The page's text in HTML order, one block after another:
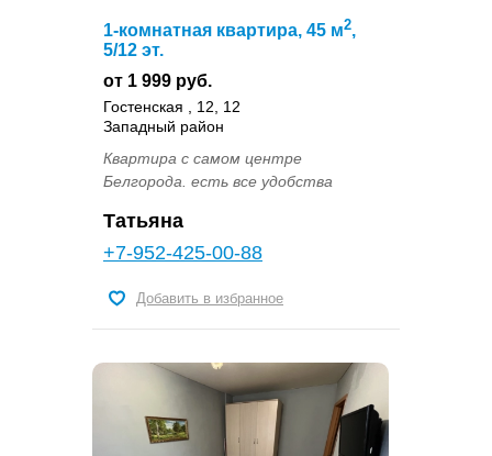
1-комнатная квартира, 45 м2,
5/12 эт.
от 1 999 руб.
Гостенская , 12, 12
Западный район
Квартира с самом центре
Белгорода. есть все удобства
Татьяна
+7-952-425-00-88
Добавить в избранное